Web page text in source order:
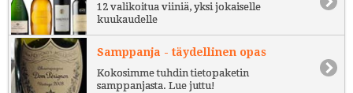
12 valikoitua viiniä, yksi jokaiselle
kuukaudelle
Samppanja - täydellinen opas
Kokosimme tuhdin tietopaketin
samppanjasta. Lue juttu!